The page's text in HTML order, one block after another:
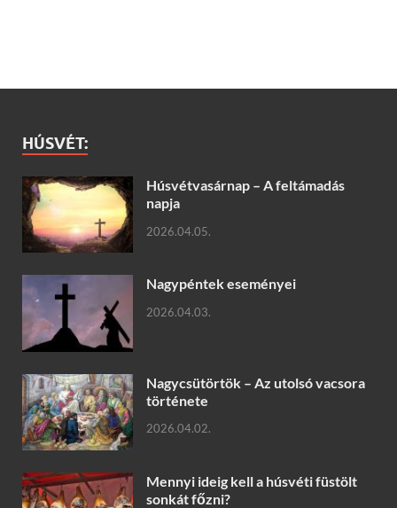
HÚSVÉT:
Húsvétvasárnap – A feltámadás
napja
2026.04.05.
Nagypéntek eseményei
2026.04.03.
Nagycsütörtök – Az utolsó vacsora
története
2026.04.02.
Mennyi ideig kell a húsvéti füstölt
sonkát főzni?